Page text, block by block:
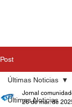
Post
Últimas Noticias
Últimas Noticias
Jornal
26 de mai. de